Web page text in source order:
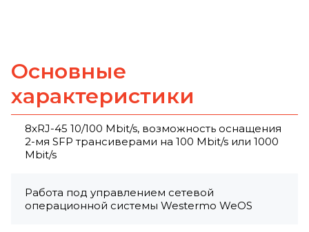
Основные
характеристики
8xRJ-45 10/100 Mbit/s, возможность оснащения
2-мя SFP трансиверами на 100 Mbit/s или 1000
Mbit/s
Работа под управлением сетевой
операционной системы Westermo WeOS